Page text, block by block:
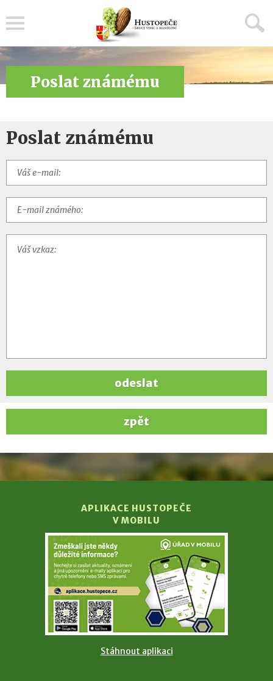
Poslat známému
Poslat známému
odeslat
zpět
APLIKACE HUSTOPEČE
V MOBILU
Stáhnout aplikaci